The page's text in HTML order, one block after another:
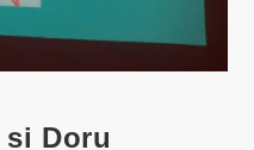
Doru